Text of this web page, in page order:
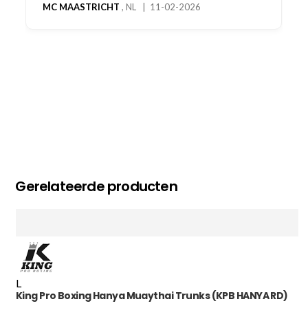
MC MAASTRICHT , NL | 11-02-2026
Gerelateerde producten
L
King Pro Boxing Hanya Muaythai Trunks (KPB HANYA RD)